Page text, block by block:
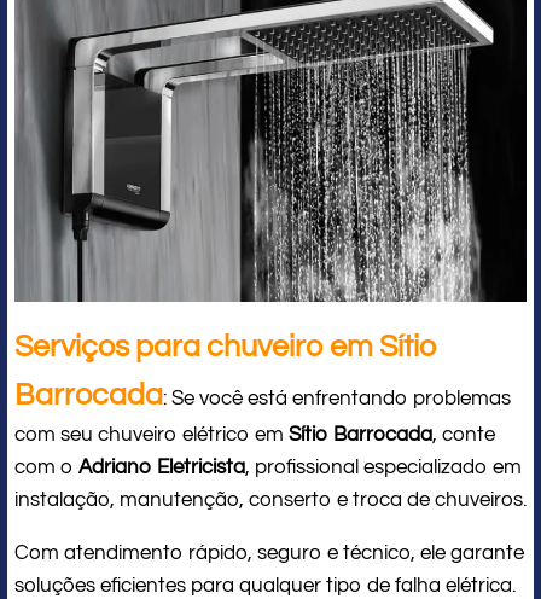
Serviços para chuveiro em Sítio
Barrocada: Se você está enfrentando problemas
com seu chuveiro elétrico em Sítio Barrocada, conte
com o Adriano Eletricista, profissional especializado em
instalação, manutenção, conserto e troca de chuveiros.
Com atendimento rápido, seguro e técnico, ele garante
soluções eficientes para qualquer tipo de falha elétrica.